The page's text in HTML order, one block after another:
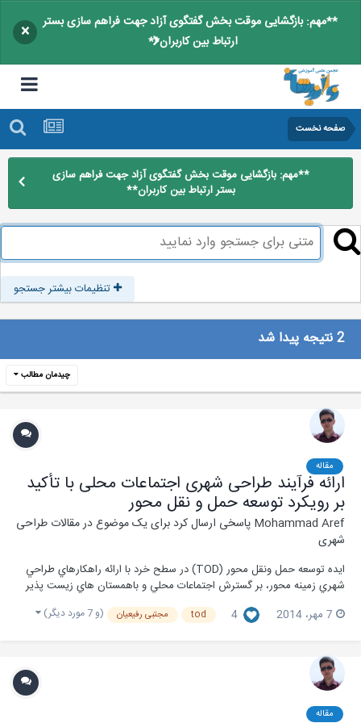
**مهم: بازگشایی موقت بخش گفتگوی آزاد جهت فراهم سازی بستر
ارتباط بین کاربران**
×
صفحه نخست
**مهم: بازگشایی موقت بخش گفتگوی آزاد جهت فراهم سازی
بستر ارتباط بین کاربران**
تنظیمات بیشتر جستجو
چیدمان مطالب
مقاله
ارائه فرآیند طراحی شهری اجتماعات محلی با تأکید
بر رویکرد توسعه حمل و نقل محور
Mohammad Arefپاسخی ارسال کرد برای یک موضوع درمقالات طراحی
شهری
ايده توسعه حمل ونقل محور (TOD) در سطح خرد با ارائه راهكارهاي طراحي
شهري زمينه محور، بر گسترش اجتماعات محلي و باهمستان هاي زيست پذير
گسترش آنها از اهداف و انگاره هاي پايداري در طراحي شهري است. از اين رو
7 مهر، 2014 4
tod مجتبی رفیعیان (و 7 مورد دیگر)
مقاله